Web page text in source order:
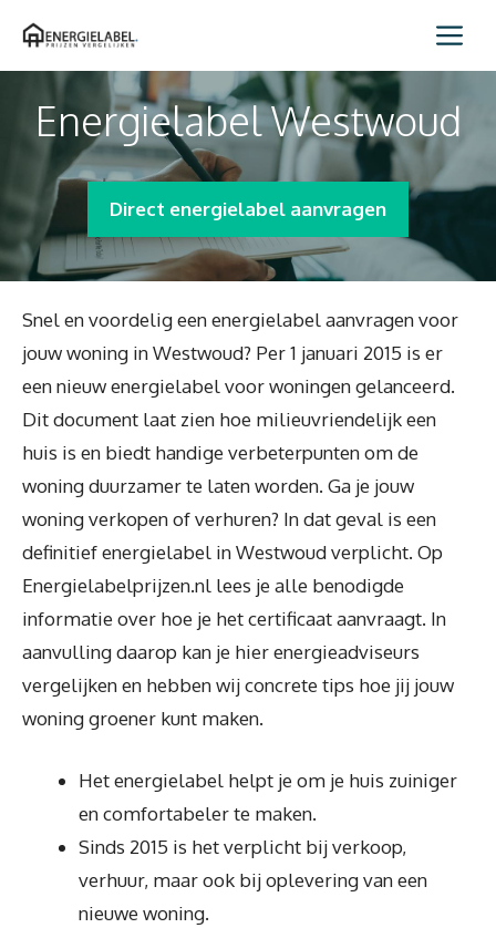
naar
Energielabel Westwoud
Direct energielabel aanvragen
Snel en voordelig een energielabel aanvragen voor
jouw woning in Westwoud? Per 1 januari 2015 is er
een nieuw energielabel voor woningen gelanceerd.
Dit document laat zien hoe milieuvriendelijk een
huis is en biedt handige verbeterpunten om de
woning duurzamer te laten worden. Ga je jouw
woning verkopen of verhuren? In dat geval is een
definitief energielabel in Westwoud verplicht. Op
Energielabelprijzen.nl lees je alle benodigde
informatie over hoe je het certificaat aanvraagt. In
aanvulling daarop kan je hier energieadviseurs
vergelijken en hebben wij concrete tips hoe jij jouw
woning groener kunt maken.
Het energielabel helpt je om je huis zuiniger
en comfortabeler te maken.
Sinds 2015 is het verplicht bij verkoop,
verhuur, maar ook bij oplevering van een
nieuwe woning.